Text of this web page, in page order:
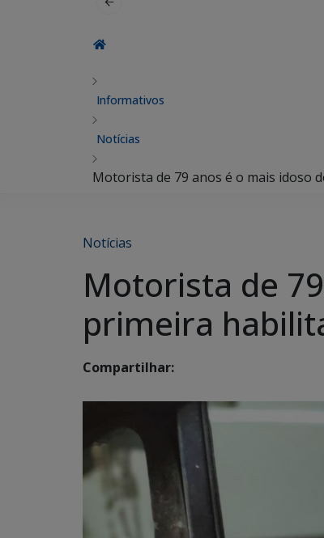
Informativos
Notícias
Motorista de 79 anos é o mais idoso
Notícias
Motorista de
primeira
Compartilhar: